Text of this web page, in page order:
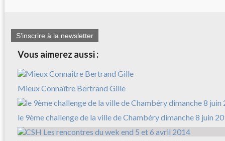
S'inscrire à la newsletter
Vous aimerez aussi :
Mieux Connaître Bertrand Gille
le 9ème challenge de la ville de Chambéry dimanche 8 juin